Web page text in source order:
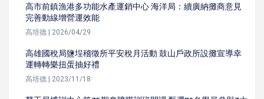
高市前鎮漁港多功能水產運銷中心 海洋局：續廣納攤商意見
完善動線增營運效能
高培德 | 2026/04/29
高雄國稅局鹽埕稽徵所平安稅月活動 鼓山戶政所設攤宣導幸
運轉轉樂扭蛋抽好禮
高培德 | 2023/11/18